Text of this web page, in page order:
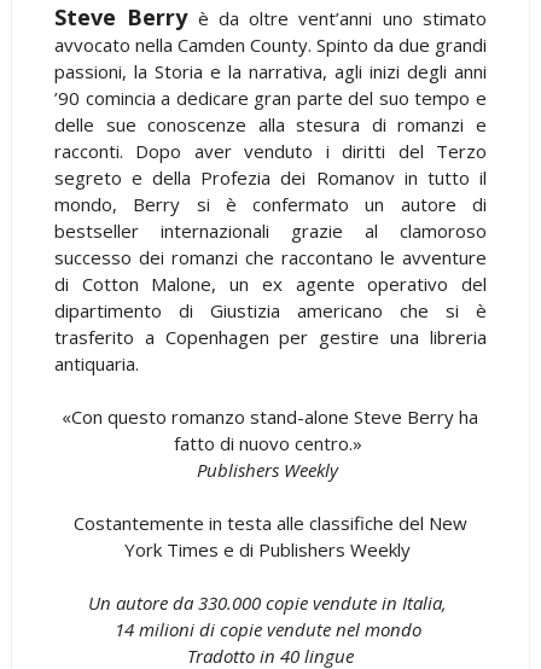
Steve Berryè da oltre vent’anni uno stimato
avvocato nella Camden County. Spinto da due grandi
passioni, la Storia e la narrativa, agli inizi degli anni
’90 comincia a dedicare gran parte del suo tempo e
delle sue conoscenze alla stesura di romanzi e
racconti. Dopo aver venduto i diritti del Terzo
segreto e della Profezia dei Romanov in tutto il
mondo, Berry si è confermato un autore di
bestseller internazionali grazie al clamoroso
successo dei romanzi che raccontano le avventure
di Cotton Malone, un ex agente operativo del
dipartimento di Giustizia americano che si è
trasferito a Copenhagen per gestire una libreria
antiquaria.
«Con questo romanzo stand-alone Steve Berry ha
fatto di nuovo centro.»
Publishers Weekly
Costantemente in testa alle classifiche del New
York Times e di Publishers Weekly
Un autore da 330.000 copie vendute in Italia,
14 milioni di copie vendute nel mondo
Tradotto in 40 lingue